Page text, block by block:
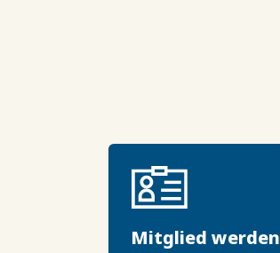
Mitglied werden